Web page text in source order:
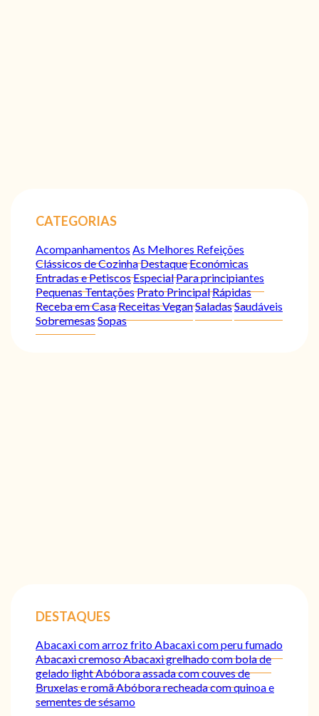
CATEGORIAS
Acompanhamentos As Melhores Refeições
Clássicos de CozinhaDestaqueEconómicas
Entradas e PetiscosEspecialPara principiantes
Pequenas TentaçõesPrato PrincipalRápidas
Receba em CasaReceitas VeganSaladasSaudáveis
SobremesasSopas
DESTAQUES
Abacaxi com arroz fritoAbacaxi com peru fumado
Abacaxi cremosoAbacaxi grelhado com bola de
gelado lightAbóbora assada com couves de
Bruxelas e romãAbóbora recheada com quinoa e
sementes de sésamo